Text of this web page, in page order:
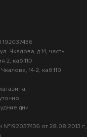
Чкалова, д.14, часть
2, каб.110
14-2, каб.110
дни
№192037436 от 28.08.2013 г.,